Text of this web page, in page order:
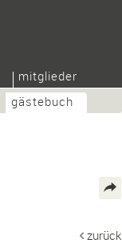
gästebuch
mitglieder
zurück